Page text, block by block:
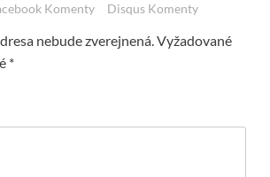
Komenty Disqus Komenty
nebude zverejnená.Vyžadované
*